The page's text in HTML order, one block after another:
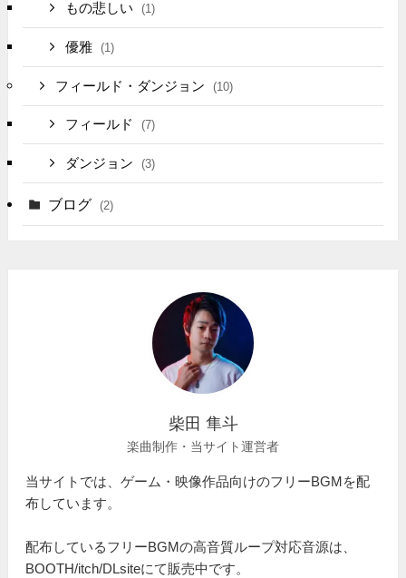
もの悲しい (1)
優雅 (1)
フィールド・ダンジョン (10)
フィールド (7)
ダンジョン (3)
ブログ (2)
柴田 隼斗
楽曲制作・当サイト運営者
当サイトでは、ゲーム・映像作品向けのフリーBGMを配
布しています。
配布しているフリーBGMの高音質ループ対応音源は、
BOOTH/itch/DLsiteにて販売中です。